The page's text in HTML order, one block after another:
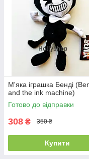
М'яка іграшка Бенді
and the ink machine)
Готово до відправки
308 ₴ 350 ₴
Купити